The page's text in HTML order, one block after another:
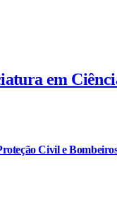
em
Civil e